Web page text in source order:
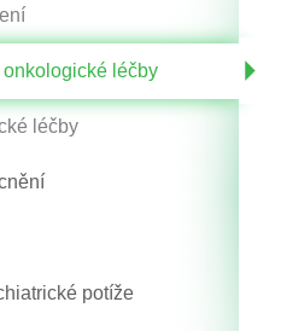
léčby
léčby
potíže